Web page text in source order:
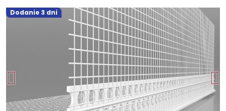
Dodanie 3 dni